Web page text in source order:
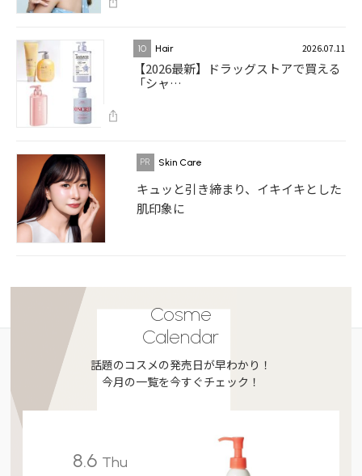
10 Hair 2026.07.11
【2026最新】ドラッグストアで買える
「シャ…
Skin Care
キュッと引き締まり、イキイキとした
肌印象に
Cosme
Calendar
話題のコスメの発売日が早わかり！
今月の一覧を今すぐチェック！
8.6 Thu